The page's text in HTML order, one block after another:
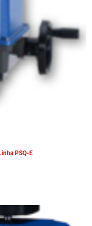
PSQ-E